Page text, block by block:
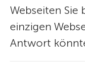
Webseiten Sie
einzigen
Antwort